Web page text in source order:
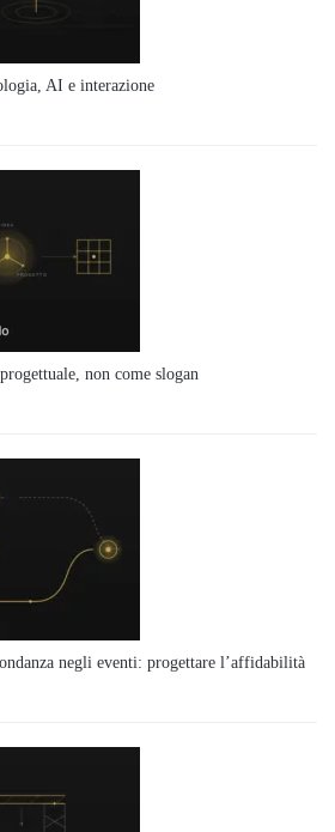
AI e interazione
non come slogan
negli eventi: progettare l’affidabilità